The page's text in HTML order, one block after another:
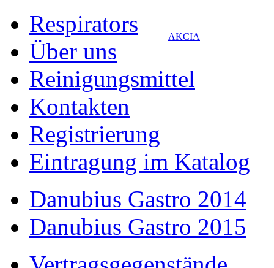
AKCIA
Respirators
Über uns
Reinigungsmittel
Kontakten
Registrierung
Eintragung im Katalog
Danubius Gastro 2014
Danubius Gastro 2015